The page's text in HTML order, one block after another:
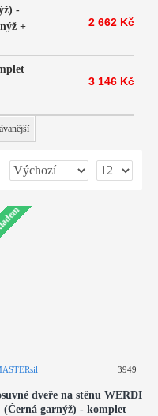
-
+
2 662 Kč
3 146 Kč
3949
dveře na stěnu WERDI
(Černá garnýž) - komplet